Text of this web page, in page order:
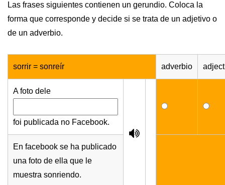
Las frases siguientes contienen un gerundio. Coloca la
forma que corresponde y decide si se trata de un adjetivo o
de un adverbio.
sorrir = sonreír adverbio
A foto dele
foi publicada no Facebook.
En facebook se ha publicado
una foto de ella que le
muestra sonriendo.